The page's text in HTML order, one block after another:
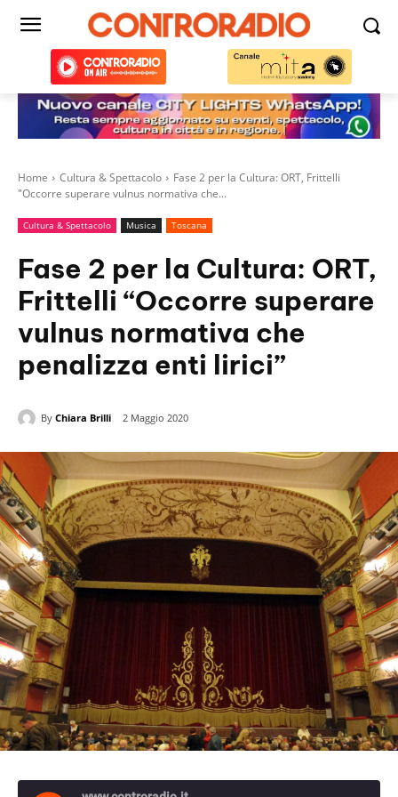
Home Cultura & Spettacolo
Fase 2 per la Cultura: ORT, Frittelli
"Occorre superare vulnus normativa che...
Cultura & Spettacolo Musica Toscana
Fase 2 per la Cultura: ORT,
Frittelli “Occorre superare
vulnus normativa che
penalizza enti lirici”
By Chiara Brilli 2 Maggio 2020